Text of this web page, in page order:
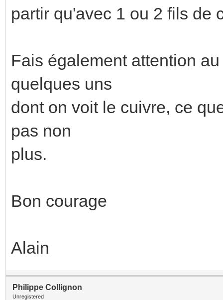
partir qu'avec 1 ou 2 fils de
Fais également attention
quelques uns
dont on voit le cuivre, ce
pas non
plus.
Bon courage
Alain
Philippe Collignon
Unregistered